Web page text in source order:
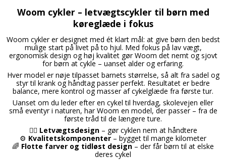
Woom cykler – letvægtscykler til børn med
køreglæde i fokus
Woom cykler er designet med ét klart mål: at give børn den bedst
mulige start på livet på to hjul. Med fokus på lav vægt,
ergonomisk design og høj kvalitet gør Woom det nemt og sjovt
for børn at cykle – uanset alder og erfaring.
Hver model er nøje tilpasset barnets størrelse, så alt fra sadel og
styr til krank og håndtag passer perfekt. Resultatet er bedre
balance, mere kontrol og masser af cykelglæde fra første tur.
Uanset om du leder efter en cykel til hverdag, skolevejen eller
små eventyr i naturen, har Woom en model, der passer – fra de
første tråd til de længere ture.
🚴‍♀️ Letvægtsdesign– gør cyklen nem at håndtere
⚙️ Kvalitetskomponenter – bygget til mange kilometer
🌈 Flotte farver og tidløst design– der får børn til at elske
deres cykel